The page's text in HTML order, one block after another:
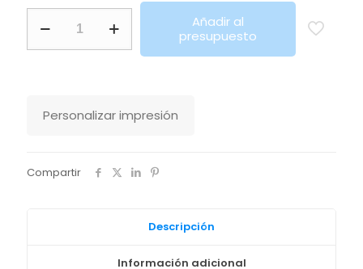
Atrio
Añadir al
presupuesto
Personalizar impresión
Compartir
Descripción
Información adicional